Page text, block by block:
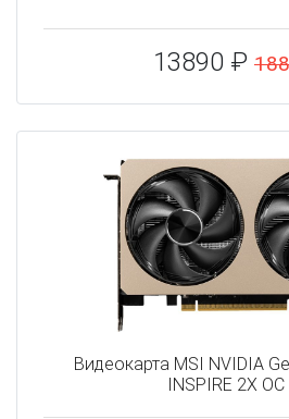
13890 ₽
Видеокарта MSI NVIDIA
INSPIRE 2X OC